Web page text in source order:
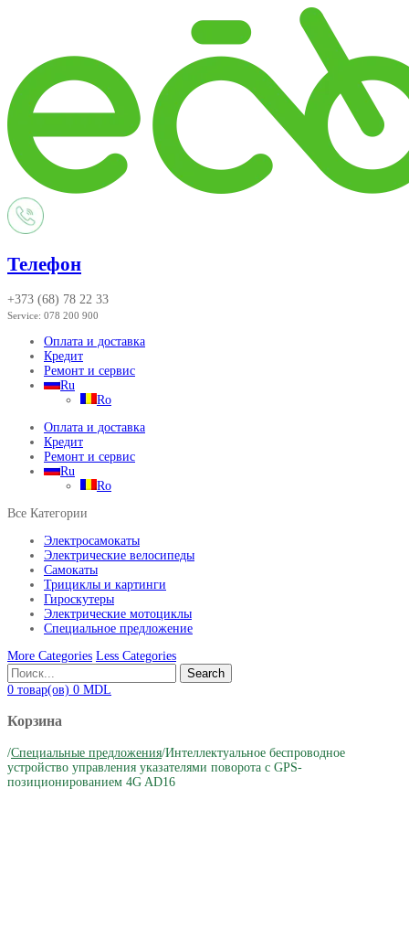
Телефон
+373 (68) 78 22 33
Service: 078 200 900
Оплата и доставка
Кредит
Ремонт и сервис
Ru
Ro
Оплата и доставка
Кредит
Ремонт и сервис
Ru
Ro
Все Категории
Электросамокаты
Электрические велосипеды
Самокаты
Трициклы и картинги
Гироскутеры
Электрические мотоциклы
Специальное предложение
More Categories Less Categories
Search
0 товар(ов) 0 MDL
Корзина
/Специальные предложения/Интеллектуальное беспроводное
устройство управления указателями поворота с GPS-
позиционированием 4G AD16